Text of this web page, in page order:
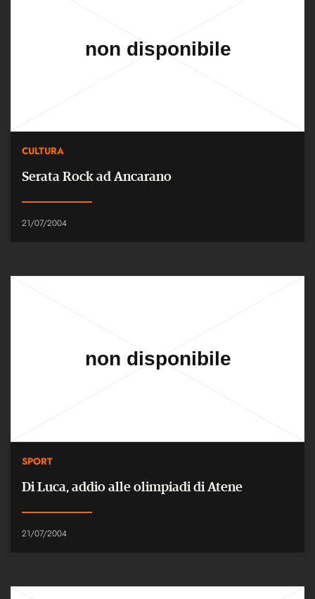
CULTURA
Serata Rock ad Ancarano
21/07/2004
SPORT
Di Luca, addio alle olimpiadi di Atene
21/07/2004